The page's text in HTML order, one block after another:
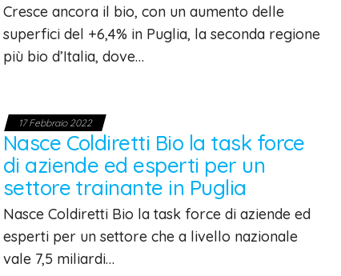
Cresce ancora il bio, con un aumento delle
superfici del +6,4% in Puglia, la seconda regione
più bio d’Italia, dove…
17 Febbraio 2022
Nasce Coldiretti Bio la task force
di aziende ed esperti per un
settore trainante in Puglia
Nasce Coldiretti Bio la task force di aziende ed
esperti per un settore che a livello nazionale
vale 7,5 miliardi…